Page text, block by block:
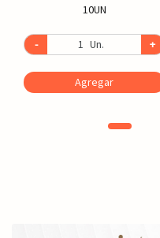
10UN
- Un. +
Agregar